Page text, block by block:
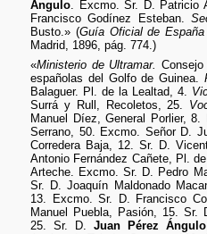
Ángulo. Excmo. Sr. D. Patricio
Francisco Godínez Esteban.
Busto.» (Guía Oficial de España
Madrid, 1896, pág. 774.)
«Ministerio de Ultramar.
españolas del Golfo de Guinea.
Balaguer. Pl. de la Lealtad, 4.
Surrá y Rull, Recoletos, 25.
Manuel Díez, General Porlier,
Serrano, 50. Excmo. Señor D.
Corredera Baja, 12. Sr. D.
Antonio Fernández Cañete, Pl.
Arteche. Excmo. Sr. D. Pedro
Sr. D. Joaquín Maldonado
13. Excmo. Sr. D. Francisco
Manuel Puebla, Pasión, 15. Sr.
25. Sr. D.Juan Pérez Ángulo